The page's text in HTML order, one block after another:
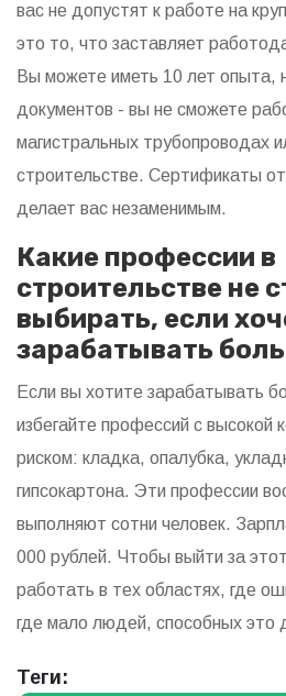
вас не допустят к работе на
это то, что заставляет
Вы можете иметь 10 лет опыта,
документов - вы не сможете
магистральных трубопроводах
строительстве. Сертификаты
делает вас незаменимым.
Какие профессии в
строительстве не
выбирать, если
зарабатывать
Если вы хотите зарабатывать
избегайте профессий с высокой
риском: кладка, опалубка,
гипсокартона. Эти профессии
выполняют сотни человек.
000 рублей. Чтобы выйти за
работать в тех областях, где
где мало людей, способных это
Теги: